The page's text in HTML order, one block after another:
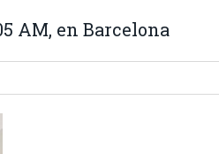
AM, en Barcelona